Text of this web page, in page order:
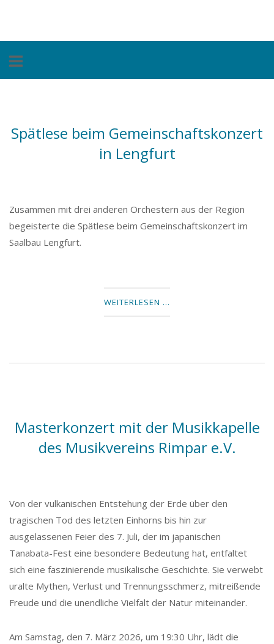
content
Spätlese beim Gemeinschaftskonzert
in Lengfurt
Zusammen mit drei anderen Orchestern aus der Region
begeisterte die Spätlese beim Gemeinschaftskonzert im
Saalbau Lengfurt.
WEITERLESEN …
Masterkonzert mit der Musikkapelle
des Musikvereins Rimpar e.V.
Von der vulkanischen Entstehung der Erde über den
tragischen Tod des letzten Einhorns bis hin zur
ausgelassenen Feier des 7. Juli, der im japanischen
Tanabata-Fest eine besondere Bedeutung hat, entfaltet
sich eine faszinierende musikalische Geschichte. Sie verwebt
uralte Mythen, Verlust und Trennungsschmerz, mitreißende
Freude und die unendliche Vielfalt der Natur miteinander.
Am Samstag, den 7. März 2026, um 19:30 Uhr, lädt die